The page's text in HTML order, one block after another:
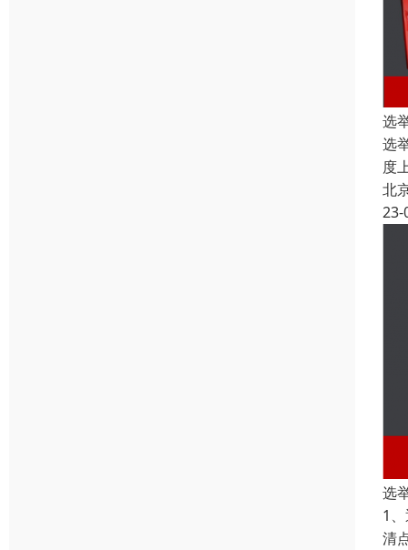
选
选
度
北
23-
选
1
清